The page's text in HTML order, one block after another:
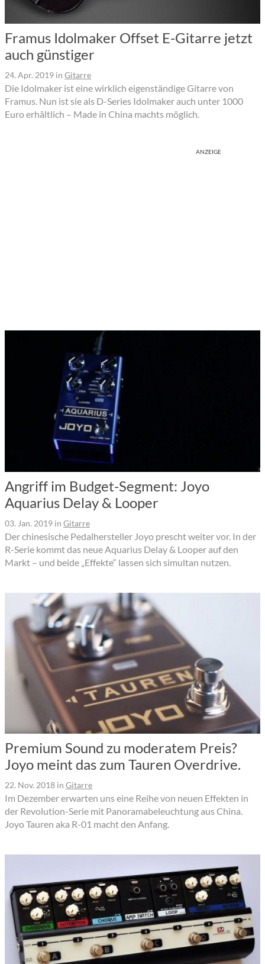
Framus Idolmaker Offset E-Gitarre jetzt
auch günstiger
24. Apr. 2019 in Gitarre
Die Idolmaker ist eine wirklich eigenständige Gitarre von
Framus. Nun ist sie als D-Series Idolmaker auch unter 1000
Euro erhältlich – Made in China machts möglich.
ANZEIGE
Angriff im Budget-Segment: Joyo
Aquarius Delay & Looper
03. Jan. 2019 in Gitarre
Der chinesische Pedalhersteller Joyo prescht weiter vor. In der
R-Serie kommt das neue Aquarius Delay & Looper auf den
Markt – und beide „Effekte“ lassen sich simultan nutzen.
Premium Sound zu moderatem Preis?
Joyo meint das zum Tauren Overdrive.
22. Nov. 2018 in Gitarre
Im Dezember erwarten uns eine Reihe von neuen Effekten in
der Revolution-Serie mit Panoramabeleuchtung aus China.
Joyo Tauren aka R-01 macht den Anfang.